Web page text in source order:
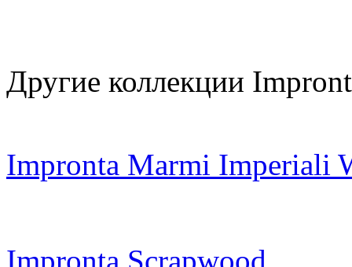
Другие коллекции
Impronta Marmi Imperiali
Impronta Scrapwood